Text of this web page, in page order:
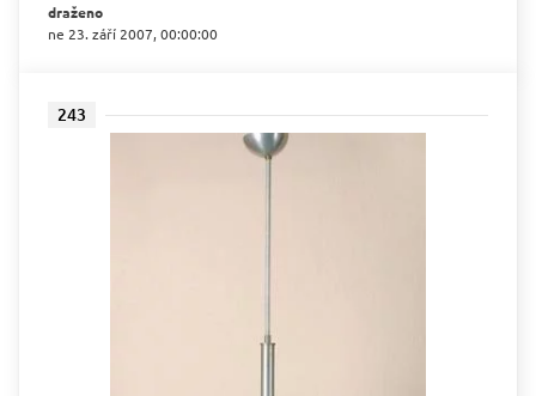
draženo
ne 23. září 2007, 00:00:00
243